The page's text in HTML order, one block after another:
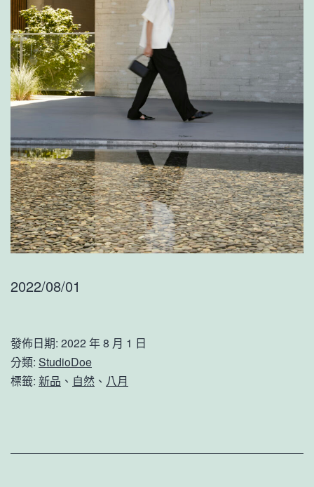
2022/08/01
發佈日期: 2022 年 8 月 1 日
分類: StudioDoe
標籤: 新品 、 自然 、 八月